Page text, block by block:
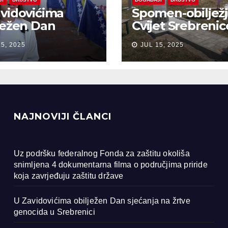
Dan
na žrtve
u
2025
Spomen-
Cvijet
Bobarama
JUL 15, 2025
NAJNOVIJI ČLANCI
Uz podršku federalnog Fonda za zaštitu okoliša
snimljena 4 dokumentarna filma o područjima priride
koja zavrjeđuju zaštitu države
U Zavidovićima obilježen Dan sjećanja na žrtve
genocida u Srebrenici